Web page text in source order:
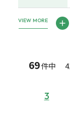
VIEW MORE
69件中
3